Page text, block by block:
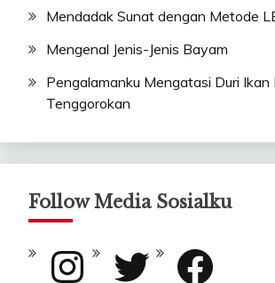
Mendadak Sunat dengan Metode
Mengenal Jenis-Jenis Bayam
Pengalamanku Mengatasi Duri Ikan
Tenggorokan
Follow Media Sosialku
Instagram Twitter Facebook